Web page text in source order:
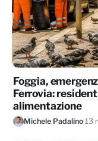
Foggia,
Ferrovia:
alimentazione
Michele Padalino·13